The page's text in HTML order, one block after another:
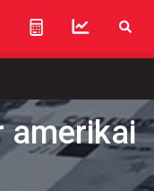
amerikai